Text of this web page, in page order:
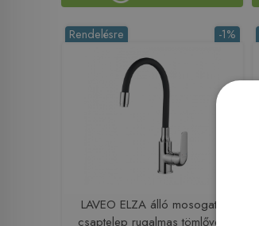
-1%
Rendelésre
LAVEO ELZA álló mosogató
csaptelep rugalmas tömlővel,